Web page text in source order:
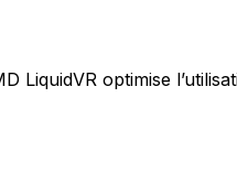
optimise